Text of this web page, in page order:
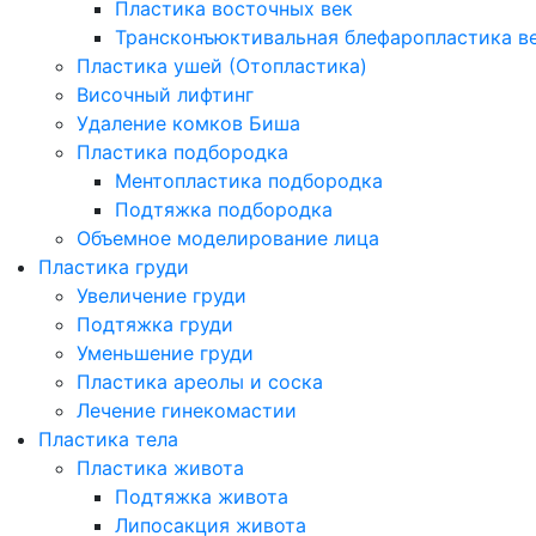
Пластика восточных век
Трансконъюктивальная блефаропластика
Пластика ушей (Отопластика)
Височный лифтинг
Удаление комков Биша
Пластика подбородка
Ментопластика подбородка
Подтяжка подбородка
Объемное моделирование лица
Пластика груди
Увеличение груди
Подтяжка груди
Уменьшение груди
Пластика ареолы и соска
Лечение гинекомастии
Пластика тела
Пластика живота
Подтяжка живота
Липосакция живота